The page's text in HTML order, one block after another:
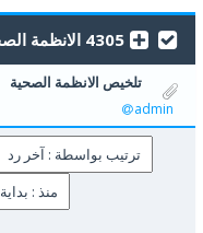
4305 الانظمة الصحية
تلخيص الانظمة الصحية
admin